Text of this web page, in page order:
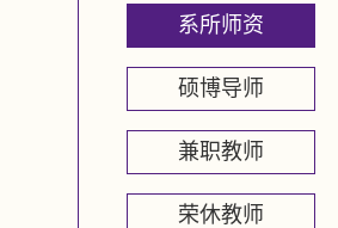
系所师资
硕博导师
兼职教师
荣休教师